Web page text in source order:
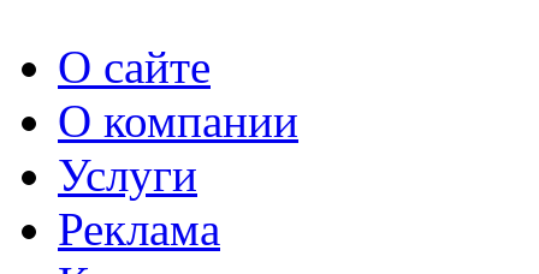
О сайте
О компании
Услуги
Реклама